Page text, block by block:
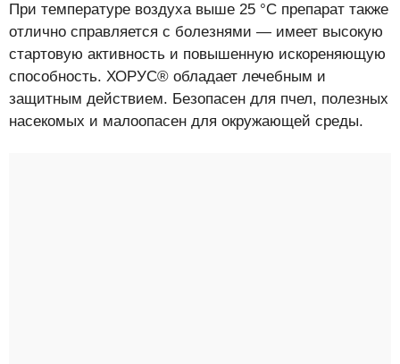
При температуре воздуха выше 25 °С препарат также
отлично справляется с болезнями — имеет высокую
стартовую активность и повышенную искореняющую
способность. ХОРУС® обладает лечебным и
защитным действием. Безопасен для пчел, полезных
насекомых и малоопасен для окружающей среды.